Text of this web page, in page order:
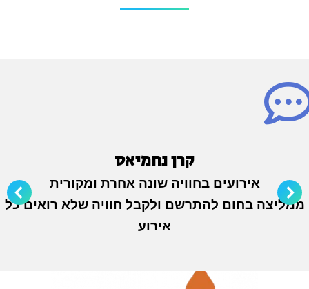
קרן נחמיאס
אירועים בחוויה שונה אחרת ומקורית
ממליצה בחום להתרשם ולקבל חוויה שלא רואים כל
אירוע